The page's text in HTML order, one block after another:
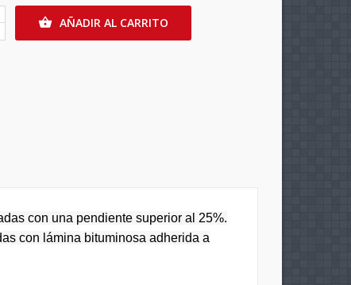
 AÑADIR AL CARRITO
con una pendiente superior al 25%.
con lámina bituminosa adherida a